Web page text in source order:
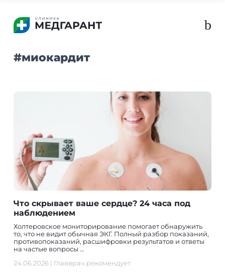
b
#миокардит
Что скрывает ваше сердце? 24 часа под
наблюдением
Холтеровское мониторирование помогает обнаружить
то, что не видит обычная ЭКГ. Полный разбор показаний,
противопоказаний, расшифровки результатов и ответы
на частые вопросы …
24.06.2026| Главврач рекомендует